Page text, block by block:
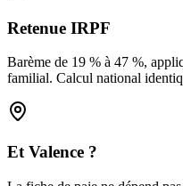
Retenue IRPF
Barème de 19 % à 47 %,
familial. Calcul national
Et Valence ?